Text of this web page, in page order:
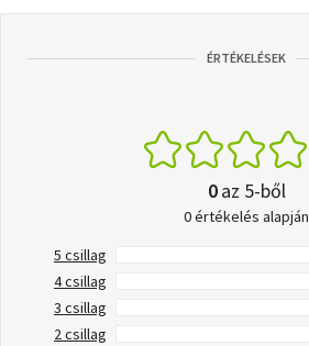
ÉRTÉKELÉSEK
0az 5-ből
0 értékelés alapján
5 csillag
4 csillag
3 csillag
2 csillag